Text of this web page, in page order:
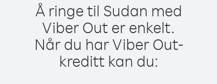
Å ringe til Sudan med
Viber Out er enkelt.
Når du har Viber Out-
kreditt kan du: